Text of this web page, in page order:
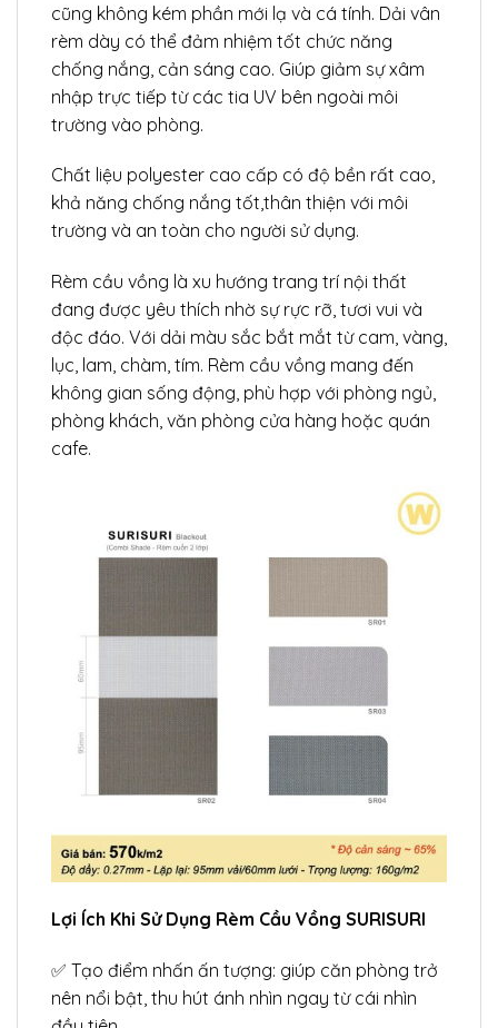
cũng không kém phần mới lạ và cá tính. Dải vân
rèm dày có thể đảm nhiệm tốt chức năng
chống nắng, cản sáng cao. Giúp giảm sự xâm
nhập trực tiếp từ các tia UV bên ngoài môi
trường vào phòng.
Chất liệu polyester cao cấp có độ bền rất cao,
khả năng chống nắng tốt,thân thiện với môi
trường và an toàn cho người sử dụng.
Rèm cầu vồng là xu hướng trang trí nội thất
đang được yêu thích nhờ sự rực rỡ, tươi vui và
độc đáo. Với dải màu sắc bắt mắt từ cam, vàng,
lục, lam, chàm, tím. Rèm cầu vồng mang đến
không gian sống động, phù hợp với phòng ngủ,
phòng khách, văn phòng cửa hàng hoặc quán
cafe.
Lợi Ích Khi Sử Dụng Rèm Cầu Vồng SURISURI
✅ Tạo điểm nhấn ấn tượng: giúp căn phòng trở
nên nổi bật, thu hút ánh nhìn ngay từ cái nhìn